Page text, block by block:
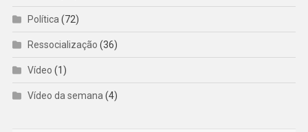
Política (72)
Ressocialização (36)
Vídeo (1)
Vídeo da semana (4)